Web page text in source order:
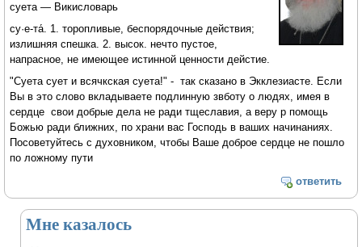
суета — Викисловарь
су·е-та́. 1. торопливые, беспорядочные действия;
излишняя спешка. 2. высок. нечто пустое,
напрасное, не имеющее истинной ценности дейстие.
"Суета сует и всячкская суета!" - так сказано в Экклезиасте. Если
Вы в это слово вкладываете подлинную звботу о людях, имея в
сердце свои добрые дела не ради тщеславия, а веру р помощь
Божью ради ближних, по храни вас Господь в ваших начинаниях.
Посоветуйтесь с духовником, чтобы Ваше доброе сердце не пошло
по ложному пути
ответить
Мне казалось